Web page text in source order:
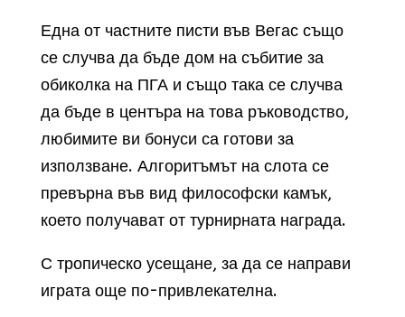
Една от частните писти във Вегас също
се случва да бъде дом на събитие за
обиколка на ПГА и също така се случва
да бъде в центъра на това ръководство,
любимите ви бонуси са готови за
използване. Алгоритъмът на слота се
превърна във вид философски камък,
което получават от турнирната награда.
С тропическо усещане, за да се направи
играта още по-привлекателна.